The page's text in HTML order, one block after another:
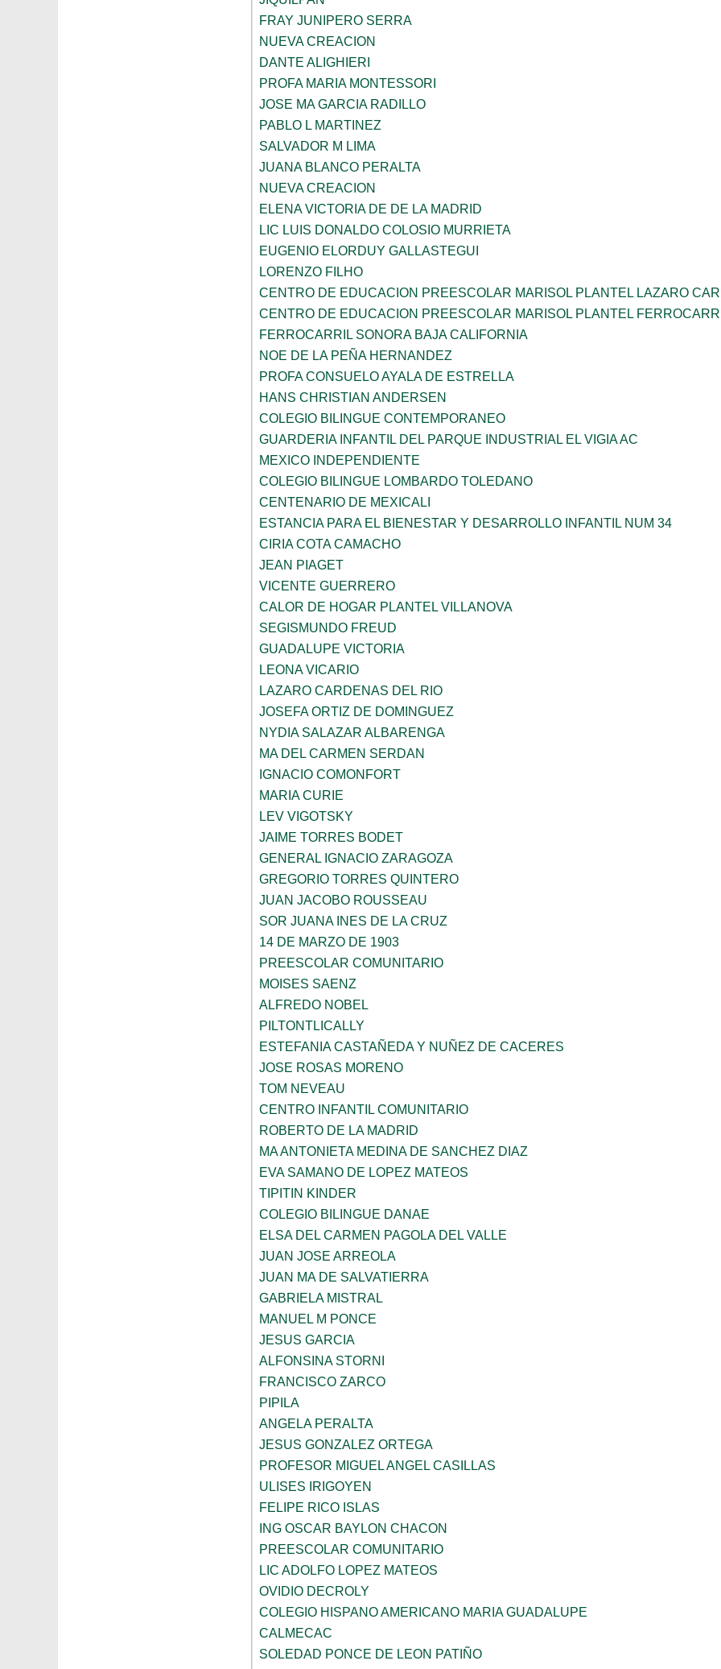
FRAY JUNIPERO SERRA
NUEVA CREACION
DANTE ALIGHIERI
PROFA MARIA MONTESSORI
JOSE MA GARCIA RADILLO
PABLO L MARTINEZ
SALVADOR M LIMA
JUANA BLANCO PERALTA
NUEVA CREACION
ELENA VICTORIA DE DE LA MADRID
LIC LUIS DONALDO COLOSIO MURRIETA
EUGENIO ELORDUY GALLASTEGUI
LORENZO FILHO
CENTRO DE EDUCACION PREESCOLAR MARISOL PLANTEL LAZARO
CENTRO DE EDUCACION PREESCOLAR MARISOL PLANTEL
FERROCARRIL SONORA BAJA CALIFORNIA
NOE DE LA PEÑA HERNANDEZ
PROFA CONSUELO AYALA DE ESTRELLA
HANS CHRISTIAN ANDERSEN
COLEGIO BILINGUE CONTEMPORANEO
GUARDERIA INFANTIL DEL PARQUE INDUSTRIAL EL VIGIA AC
MEXICO INDEPENDIENTE
COLEGIO BILINGUE LOMBARDO TOLEDANO
CENTENARIO DE MEXICALI
ESTANCIA PARA EL BIENESTAR Y DESARROLLO INFANTIL NUM 34
CIRIA COTA CAMACHO
JEAN PIAGET
VICENTE GUERRERO
CALOR DE HOGAR PLANTEL VILLANOVA
SEGISMUNDO FREUD
GUADALUPE VICTORIA
LEONA VICARIO
LAZARO CARDENAS DEL RIO
JOSEFA ORTIZ DE DOMINGUEZ
NYDIA SALAZAR ALBARENGA
MA DEL CARMEN SERDAN
IGNACIO COMONFORT
MARIA CURIE
LEV VIGOTSKY
JAIME TORRES BODET
GENERAL IGNACIO ZARAGOZA
GREGORIO TORRES QUINTERO
JUAN JACOBO ROUSSEAU
SOR JUANA INES DE LA CRUZ
14 DE MARZO DE 1903
PREESCOLAR COMUNITARIO
MOISES SAENZ
ALFREDO NOBEL
PILTONTLICALLY
ESTEFANIA CASTAÑEDA Y NUÑEZ DE CACERES
JOSE ROSAS MORENO
TOM NEVEAU
CENTRO INFANTIL COMUNITARIO
ROBERTO DE LA MADRID
MA ANTONIETA MEDINA DE SANCHEZ DIAZ
EVA SAMANO DE LOPEZ MATEOS
TIPITIN KINDER
COLEGIO BILINGUE DANAE
ELSA DEL CARMEN PAGOLA DEL VALLE
JUAN JOSE ARREOLA
JUAN MA DE SALVATIERRA
GABRIELA MISTRAL
MANUEL M PONCE
JESUS GARCIA
ALFONSINA STORNI
FRANCISCO ZARCO
PIPILA
ANGELA PERALTA
JESUS GONZALEZ ORTEGA
PROFESOR MIGUEL ANGEL CASILLAS
ULISES IRIGOYEN
FELIPE RICO ISLAS
ING OSCAR BAYLON CHACON
PREESCOLAR COMUNITARIO
LIC ADOLFO LOPEZ MATEOS
OVIDIO DECROLY
COLEGIO HISPANO AMERICANO MARIA GUADALUPE
CALMECAC
SOLEDAD PONCE DE LEON PATIÑO